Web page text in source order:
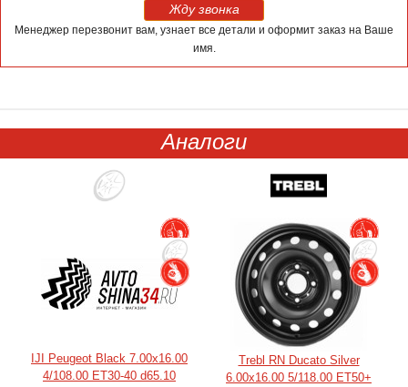
Жду звонка
Менеджер перезвонит вам, узнает все детали и оформит заказ на Ваше
имя.
Аналоги
IJI Peugeot Black 7.00x16.00
4/108.00 ET30-40 d65.10
Trebl RN Ducato Silver
6.00x16.00 5/118.00 ET50+